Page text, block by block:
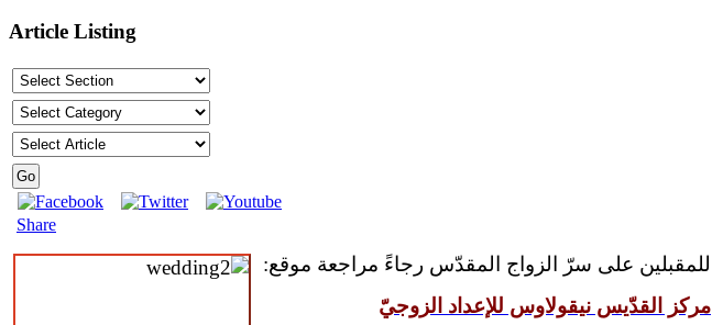
Article Listing
Share
للمقبلين على سرّ الزواج المقدّس رجاءً مراجعة موقع:
مركز القدّيس نيقولاوس للإعداد الزوجيّ